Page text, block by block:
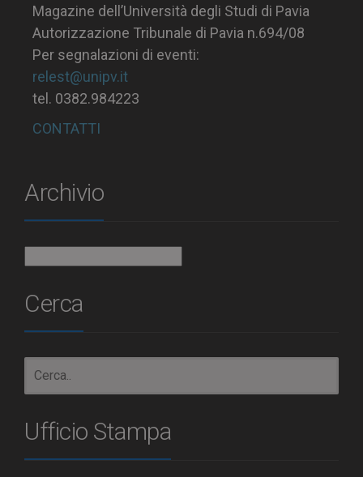
Magazine dell’Università degli Studi di Pavia
Autorizzazione Tribunale di Pavia n.694/08
Per segnalazioni di eventi:
relest@unipv.it
tel. 0382.984223
CONTATTI
Archivio
Cerca
Ufficio Stampa